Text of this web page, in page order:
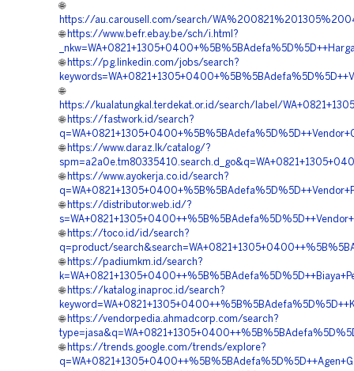
🌐
https://au.carousell.com/search/
🌐 https://www.befr.ebay.be/sch/i.html?
🌐 https://pg.linkedin.com/jobs/search?
🌐
https://kualatungkal.terdekat.or.id/search/label/
🌐 https://fastwork.id/search?
🌐 https://www.daraz.lk/catalog/?
🌐 https://www.ayokerja.co.id/search?
🌐 https://distributor.web.id/?
🌐 https://toco.id/id/search?
q=product/
🌐 https://padiumkm.id/search?
🌐 https://katalog.inaproc.id/search?
🌐 https://vendorpedia.ahmadcorp.com/search?
🌐 https://trends.google.com/trends/explore?